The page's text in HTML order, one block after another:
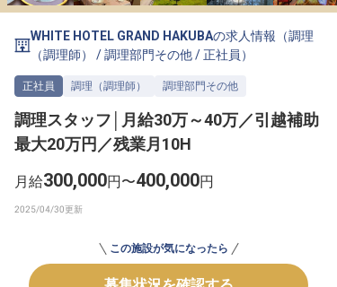
無料 転職サポートに申し込む
WHITE HOTEL GRAND HAKUBAの求人情報（調理
（調理師）
/調理部門その他/正社員 ）
正社員 調理（調理師） 調理部門その他
調理スタッフ│月給30万～40万／引越補助
最大20万円／残業月10H
月給300,000円〜400,000円
この施設が気になったら